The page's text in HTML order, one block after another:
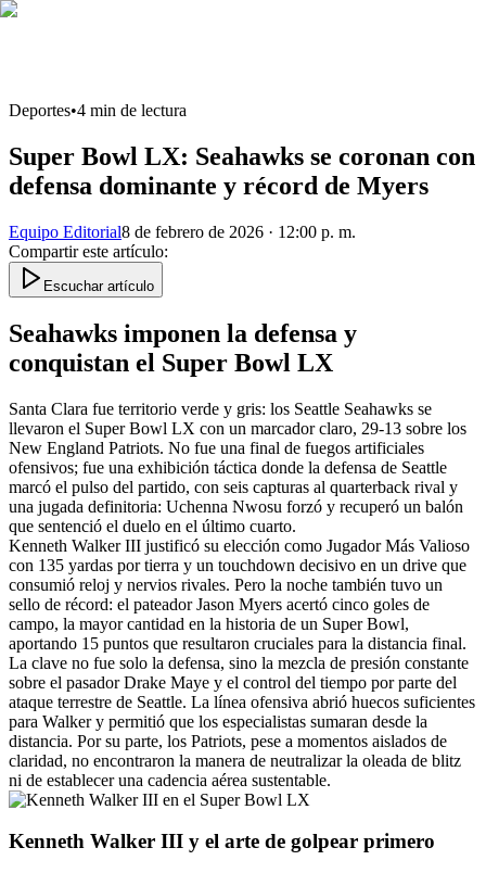
Deportes•4 min de lectura
Super Bowl LX: Seahawks se coronan con
defensa dominante y récord de Myers
Equipo Editorial8 de febrero de 2026 · 12:00 p. m.
Compartir este artículo:
Escuchar artículo
Seahawks imponen la defensa y
conquistan el Super Bowl LX
Santa Clara fue territorio verde y gris: los Seattle Seahawks se
llevaron el Super Bowl LX con un marcador claro, 29-13 sobre los
New England Patriots. No fue una final de fuegos artificiales
ofensivos; fue una exhibición táctica donde la defensa de Seattle
marcó el pulso del partido, con seis capturas al quarterback rival y
una jugada definitoria: Uchenna Nwosu forzó y recuperó un balón
que sentenció el duelo en el último cuarto.
Kenneth Walker III justificó su elección como Jugador Más Valioso
con 135 yardas por tierra y un touchdown decisivo en un drive que
consumió reloj y nervios rivales. Pero la noche también tuvo un
sello de récord: el pateador Jason Myers acertó cinco goles de
campo, la mayor cantidad en la historia de un Super Bowl,
aportando 15 puntos que resultaron cruciales para la distancia final.
La clave no fue solo la defensa, sino la mezcla de presión constante
sobre el pasador Drake Maye y el control del tiempo por parte del
ataque terrestre de Seattle. La línea ofensiva abrió huecos suficientes
para Walker y permitió que los especialistas sumaran desde la
distancia. Por su parte, los Patriots, pese a momentos aislados de
claridad, no encontraron la manera de neutralizar la oleada de blitz
ni de establecer una cadencia aérea sustentable.
Kenneth Walker III y el arte de golpear primero